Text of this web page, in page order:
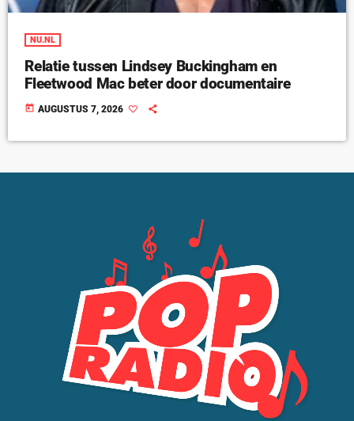
NU.NL
Relatie tussen Lindsey Buckingham en
Fleetwood Mac beter door documentaire
today AUGUSTUS 7, 2026